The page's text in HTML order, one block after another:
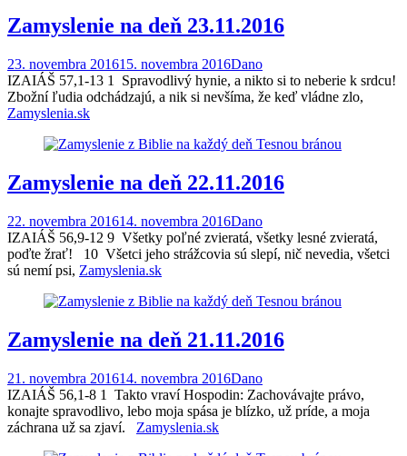
Zamyslenie na deň 23.11.2016
23. novembra 201615. novembra 2016Dano
IZAIÁŠ 57,1-13 1 Spravodlivý hynie, a nikto si to neberie k srdcu!
Zbožní ľudia odchádzajú, a nik si nevšíma, že keď vládne zlo,
Zamyslenia.sk
Zamyslenie na deň 22.11.2016
22. novembra 201614. novembra 2016Dano
IZAIÁŠ 56,9-12 9 Všetky poľné zvieratá, všetky lesné zvieratá,
poďte žrať! 10 Všetci jeho strážcovia sú slepí, nič nevedia, všetci
sú nemí psi, Zamyslenia.sk
Zamyslenie na deň 21.11.2016
21. novembra 201614. novembra 2016Dano
IZAIÁŠ 56,1-8 1 Takto vraví Hospodin: Zachovávajte právo,
konajte spravodlivo, lebo moja spása je blízko, už príde, a moja
záchrana už sa zjaví. Zamyslenia.sk